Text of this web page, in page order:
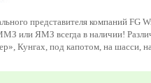
представителя компаний FG
ЯМЗ всегда в наличии!
Кунгах, под капотом, на шасси,